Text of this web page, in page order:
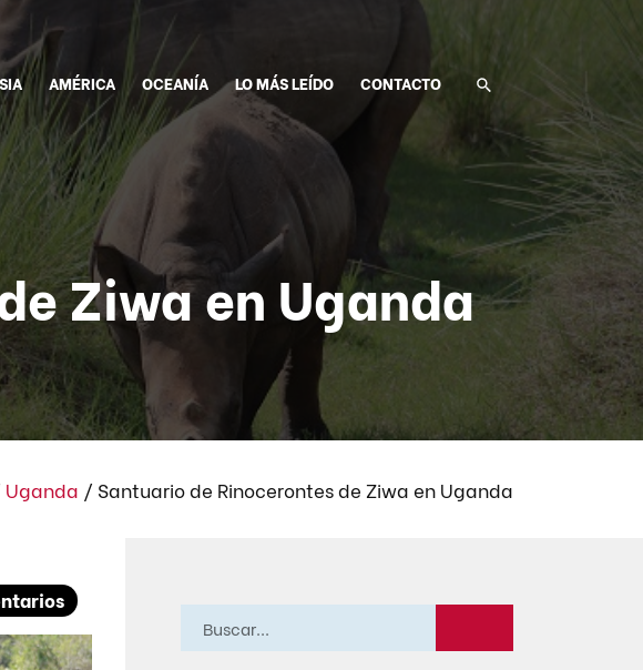
AMÉRICA OCEANÍA LO MÁS LEÍDO CONTACTO
Ziwa en Uganda
Uganda / Santuario de Rinocerontes de Ziwa en Uganda